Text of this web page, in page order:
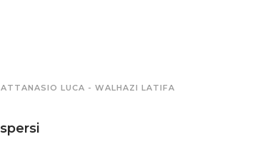
ATTANASIO LUCA - WALHAZI LATIFA